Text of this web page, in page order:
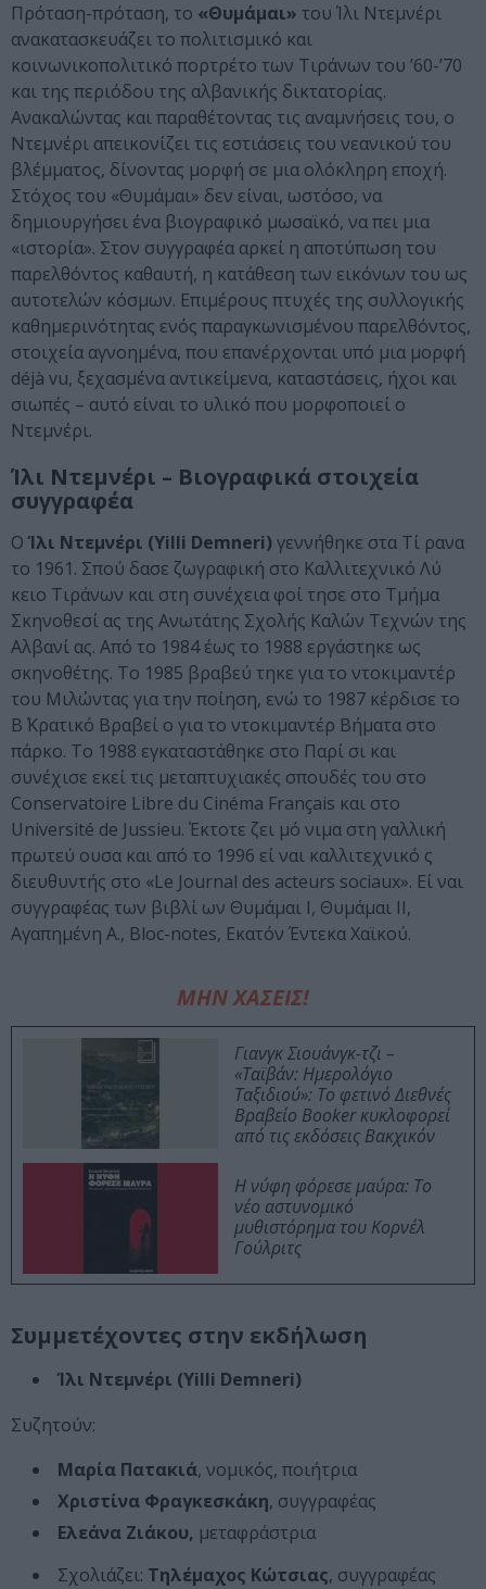
Πρόταση-πρόταση, το «Θυμάμαι» του Ίλι Ντεμνέρι
ανακατασκευάζει το πολιτισμικό και
κοινωνικοπολιτικό πορτρέτο των Τιράνων του ’60-’70
και της περιόδου της αλβανικής δικτατορίας.
Ανακαλώντας και παραθέτοντας τις αναμνήσεις του, ο
Ντεμνέρι απεικονίζει τις εστιάσεις του νεανικού του
βλέμματος, δίνοντας μορφή σε μια ολόκληρη εποχή.
Στόχος του «Θυμάμαι» δεν είναι, ωστόσο, να
δημιουργήσει ένα βιογραφικό μωσαϊκό, να πει μια
«ιστορία». Στον συγγραφέα αρκεί η αποτύπωση του
παρελθόντος καθαυτή, η κατάθεση των εικόνων του ως
αυτοτελών κόσμων. Επιμέρους πτυχές της συλλογικής
καθημερινότητας ενός παραγκωνισμένου παρελθόντος,
στοιχεία αγνοημένα, που επανέρχονται υπό μια μορφή
déjà vu, ξεχασμένα αντικείμενα, καταστάσεις, ήχοι και
σιωπές – αυτό είναι το υλικό που μορφοποιεί ο
Ντεμνέρι.
Ίλι Ντεμνέρι – Βιογραφικά στοιχεία
συγγραφέα
Ο Ίλι Ντεμνέρι (Yilli Demneri) γεννήθηκε στα Τί ρανα
το 1961. Σπού δασε ζωγραφική στο Καλλιτεχνικό Λύ
κειο Τιράνων και στη συνέχεια φοί τησε στο Τμήμα
Σκηνοθεσί ας της Ανωτάτης Σχολής Καλών Τεχνών της
Αλβανί ας. Από το 1984 έως το 1988 εργάστηκε ως
σκηνοθέτης. Το 1985 βραβεύ τηκε για το ντοκιμαντέρ
του Μιλώντας για την ποίηση, ενώ το 1987 κέρδισε το
Β΄ Κρατικό Βραβεί ο για το ντοκιμαντέρ Βήματα στο
πάρκο. Το 1988 εγκαταστάθηκε στο Παρί σι και
συνέχισε εκεί τις μεταπτυχιακές σπουδές του στο
Conservatoire Libre du Cinéma Français και στο
Université de Jussieu. Έκτοτε ζει μό νιμα στη γαλλική
πρωτεύ ουσα και από το 1996 εί ναι καλλιτεχνικό ς
διευθυντής στο «Le Journal des acteurs sociaux». Εί ναι
συγγραφέας των βιβλί ων Θυμάμαι Ι, Θυμάμαι ΙΙ,
Αγαπημένη Α., Bloc-notes, Εκατόν Έντεκα Χαϊκού.
ΜΗΝ ΧΑΣΕΙΣ!
Γιανγκ Σιουάνγκ-τζι –
«Ταϊβάν: Ημερολόγιο
Ταξιδιού»: Το φετινό Διεθνές
Βραβείο Booker κυκλοφορεί
από τις εκδόσεις Βακχικόν
Η νύφη φόρεσε μαύρα: Το
νέο αστυνομικό
μυθιστόρημα του Κορνέλ
Γούλριτς
Συμμετέχοντες στην εκδήλωση
Ίλι Ντεμνέρι (Yilli Demneri)
Συζητούν:
Μαρία Πατακιά, νομικός, ποιήτρια
Χριστίνα Φραγκεσκάκη, συγγραφέας
Ελεάνα Ζιάκου, μεταφράστρια
Σχολιάζει: Τηλέμαχος Κώτσιας, συγγραφέας